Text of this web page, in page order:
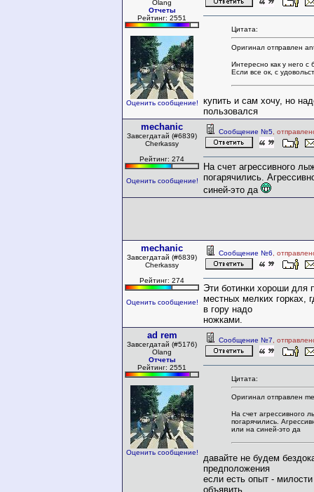
Olang
Отчеты
Рейтинг: 2551
Оценить сообщение!
Цитата:
Оригинал отправлен
Интересно как у него с
Если все ок, с
купить и сам хочу, но
пользовался
mechanic
Завсегдатай (#6839)
Cherkassy
Рейтинг: 274
Оценить сообщение!
Сообщение №5 ,
На счет агрессивного
погарячились.
синей-это да
mechanic
Завсегдатай (#6839)
Cherkassy
Рейтинг: 274
Оценить сообщение!
Сообщение №6 ,
Эти ботинки хороши для
местных мелких горках,
в гору надо
ножками.
ad rem
Завсегдатай (#5176)
Olang
Отчеты
Рейтинг: 2551
Оценить сообщение!
Сообщение №7 ,
Цитата:
Оригинал отправлен
На счет агрессивного
погарячились.
или на синей-это да
давайте не будем
предположения
если есть опыт -
объявить